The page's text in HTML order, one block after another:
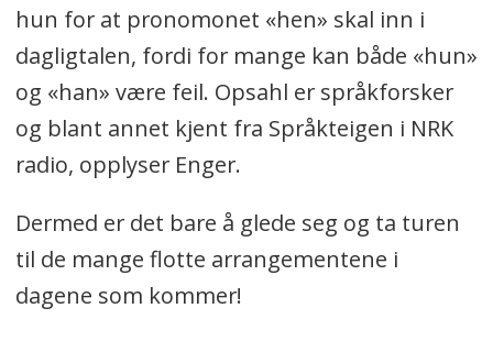
hun for at pronomonet «hen» skal inn i
dagligtalen, fordi for mange kan både «hun»
og «han» være feil. Opsahl er språkforsker
og blant annet kjent fra Språkteigen i NRK
radio, opplyser Enger.
Dermed er det bare å glede seg og ta turen
til de mange flotte arrangementene i
dagene som kommer!